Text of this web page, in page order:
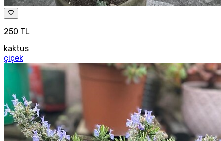
250 TL
kaktus
çiçek